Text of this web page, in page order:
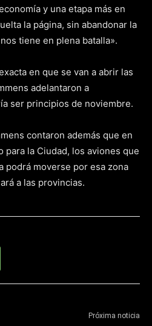
y una etapa más en
la página, sin abandonar la
tiene en plena batalla».
en que se van a abrir las
adelantaron a
ser principios de noviembre.
contaron además que en
para la Ciudad, los aviones que
podrá moverse por esa zona
a las provincias.
Próxima noticia